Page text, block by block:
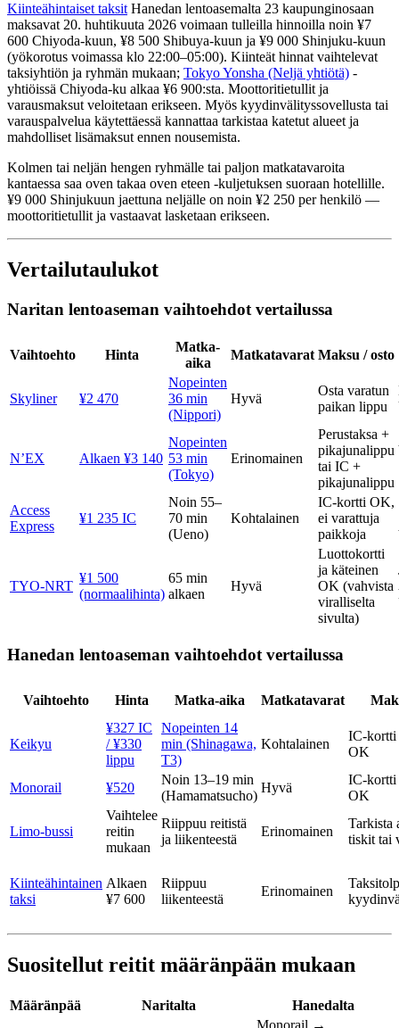
Kiinteähintaiset taksit Hanedan lentoasemalta 23 kaupunginosaan
maksavat 20. huhtikuuta 2026 voimaan tulleilla hinnoilla noin ¥7
600 Chiyoda-kuun, ¥8 500 Shibuya-kuun ja ¥9 000 Shinjuku-kuun
(yökorotus voimassa klo 22:00–05:00). Kiinteät hinnat vaihtelevat
taksiyhtiön ja ryhmän mukaan; Tokyo Yonsha (Neljä yhtiötä) -
yhtiöissä Chiyoda-ku alkaa ¥6 900:sta. Moottoritietullit ja
varausmaksut veloitetaan erikseen. Myös kyydinvälityssovellusta tai
varauspalvelua käytettäessä kannattaa tarkistaa katetut alueet ja
mahdolliset lisämaksut ennen nousemista.
Kolmen tai neljän hengen ryhmälle tai paljon matkatavaroita
kantaessa saa oven takaa oven eteen -kuljetuksen suoraan hotellille.
¥9 000 Shinjukuun jaettuna neljälle on noin ¥2 250 per henkilö —
moottoritietullit ja vastaavat lasketaan erikseen.
Vertailutaulukot
Naritan lentoaseman vaihtoehdot vertailussa
Vaihtoehto Hinta
Matka-
aika
Matkatavarat Maksu / osto
Skyliner ¥2 470
Nopeinten
36 min
(Nippori)
Hyvä
Osta varatun
paikan lippu
N’EX Alkaen ¥3 140
Nopeinten
53 min
(Tokyo)
Erinomainen
Perustaksa +
pikajunalippu
tai IC +
pikajunalippu
Access
Express
¥1 235 IC
Noin 55–
70 min
(Ueno)
Kohtalainen
IC-kortti OK,
ei varattuja
paikkoja
TYO-NRT
¥1 500
(normaalihinta)
65 min
alkaen
Hyvä
Luottokortti
ja käteinen
OK (vahvista
viralliselta
sivulta)
Hanedan lentoaseman vaihtoehdot vertailussa
Vaihtoehto Hinta Matka-aika Matkatavarat
Keikyu
¥327 IC
/ ¥330
lippu
Nopeinten 14
min (Shinagawa,
T3)
Kohtalainen
IC-
OK
Monorail ¥520
Noin 13–19 min
(Hamamatsucho)
Hyvä
IC-
OK
Limo-bussi
Vaihtelee
reitin
mukaan
Riippuu reitistä
ja liikenteestä
Erinomainen
Tarkista
tiskit tai
Kiinteähintainen
taksi
Alkaen
¥7 600
Riippuu
liikenteestä
Erinomainen
Suositellut reitit määränpään mukaan
Määränpää Naritalta
Hanedalta
Monorail →